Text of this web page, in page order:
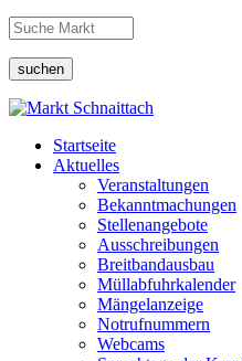
suchen
Startseite
Aktuelles
Veranstaltungen
Bekanntmachungen
Stellenangebote
Ausschreibungen
Breitbandausbau
Müllabfuhrkalender
Mängelanzeige
Notrufnummern
Webcams